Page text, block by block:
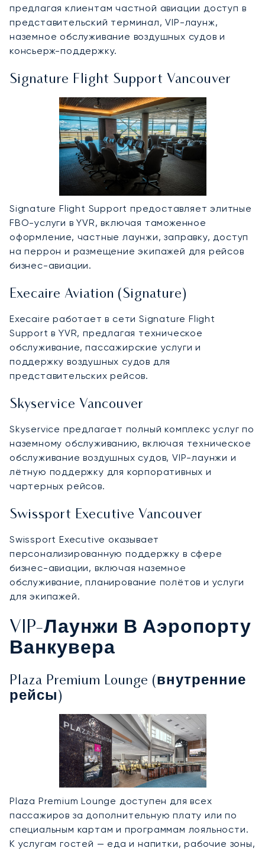
предлагая клиентам частной авиации доступ в
представительский терминал, VIP-лаунж,
наземное обслуживание воздушных судов и
консьерж-поддержку.
Signature Flight Support Vancouver
Signature Flight Support предоставляет элитные
FBO-услуги в YVR, включая таможенное
оформление, частные лаунжи, заправку, доступ
на перрон и размещение экипажей для рейсов
бизнес-авиации.
Execaire Aviation (Signature)
Execaire работает в сети Signature Flight
Support в YVR, предлагая техническое
обслуживание, пассажирские услуги и
поддержку воздушных судов для
представительских рейсов.
Skyservice Vancouver
Skyservice предлагает полный комплекс услуг по
наземному обслуживанию, включая техническое
обслуживание воздушных судов, VIP-лаунжи и
лётную поддержку для корпоративных и
чартерных рейсов.
Swissport Executive Vancouver
Swissport Executive оказывает
персонализированную поддержку в сфере
бизнес-авиации, включая наземное
обслуживание, планирование полётов и услуги
для экипажей.
VIP-Лаунжи В Аэропорту
Ванкувера
Plaza Premium Lounge (внутренние
рейсы)
Plaza Premium Lounge доступен для всех
пассажиров за дополнительную плату или по
специальным картам и программам лояльности.
К услугам гостей — еда и напитки, рабочие зоны,